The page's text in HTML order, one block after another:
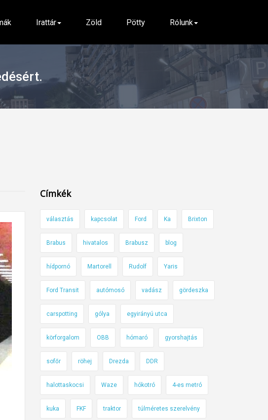
Irattár Zöld Pötty Rólunk
Címkék
választás kapcsolat Ford Ka Brixton
Brabus hivatalos Brabusz blog
hídpornó Martorell Rudolf Yaris
Ford Transit autómosó vadász gördeszka
carspotting gólya egyirányú utca
körforgalom OBB hómaró gyorshajtás
sofőr röhej Drezda DDR
halottaskocsi Waze hókotró 4-es metró
kuka FKF traktor túlméretes szerelvény